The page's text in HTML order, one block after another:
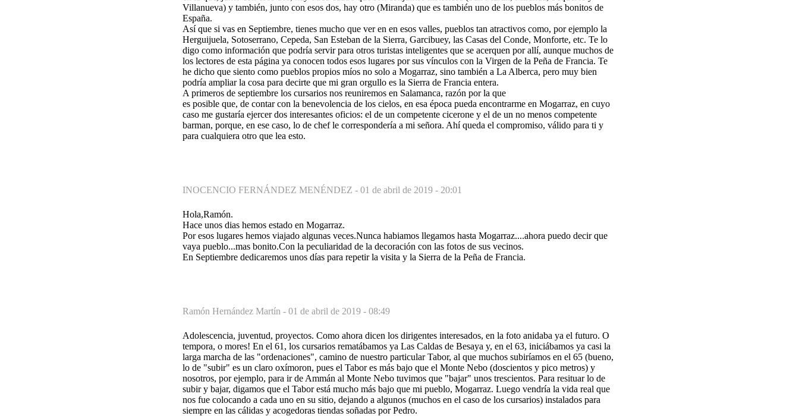
Villanueva) y también, junto con esos dos, hay otro (Miranda) que es también uno de los pueblos más bonitos de
España.
Así que si vas en Septiembre, tienes mucho que ver en en esos valles, pueblos tan atractivos como, por ejemplo la
Herguijuela, Sotoserrano, Cepeda, San Esteban de la Sierra, Garcibuey, las Casas del Conde, Monforte, etc. Te lo
digo como información que podría servir para otros turistas inteligentes que se acerquen por allí, aunque muchos de
los lectores de esta página ya conocen todos esos lugares por sus vínculos con la Virgen de la Peña de Francia. Te
he dicho que siento como pueblos propios míos no solo a Mogarraz, sino también a La Alberca, pero muy bien
podría ampliar la cosa para decirte que mi gran orgullo es la Sierra de Francia entera.
A primeros de septiembre los cursarios nos reuniremos en Salamanca, razón por la que
es posible que, de contar con la benevolencia de los cielos, en esa época pueda encontrarme en Mogarraz, en cuyo
caso me gustaría ejercer dos interesantes oficios: el de un competente cicerone y el de un no menos competente
barman, porque, en ese caso, lo de chef le correspondería a mi señora. Ahí queda el compromiso, válido para ti y
para cualquiera otro que lea esto.
INOCENCIO FERNÁNDEZ MENÉNDEZ - 01 de abril de 2019 - 20:01
Hola,Ramón.
Hace unos dias hemos estado en Mogarraz.
Por esos lugares hemos viajado algunas veces.Nunca habiamos llegamos hasta Mogarraz....ahora puedo decir que
vaya pueblo...mas bonito.Con la peculiaridad de la decoración con las fotos de sus vecinos.
En Septiembre dedicaremos unos días para repetir la visita y la Sierra de la Peña de Francia.
Ramón Hernández Martín - 01 de abril de 2019 - 08:49
Adolescencia, juventud, proyectos. Como ahora dicen los dirigentes interesados, en la foto anidaba ya el futuro. O
tempora, o mores! En el 61, los cursarios rematábamos ya Las Caldas de Besaya y, en el 63, iniciábamos ya casi la
larga marcha de las "ordenaciones", camino de nuestro particular Tabor, al que muchos subiríamos en el 65 (bueno,
lo de "subir" es un claro oxímoron, pues el Tabor es más bajo que el Monte Nebo (doscientos y pico metros) y
nosotros, por ejemplo, para ir de Ammán al Monte Nebo tuvimos que "bajar" unos trescientos. Para resituar lo de
subir y bajar, digamos que el Tabor está mucho más bajo que mi pueblo, Mogarraz. Luego vendría la vida real que
nos fue colocando a cada uno en su sitio, dejando a algunos (muchos en el caso de los cursarios) instalados para
siempre en las cálidas y acogedoras tiendas soñadas por Pedro.